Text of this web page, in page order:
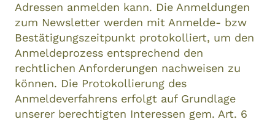
Adressen anmelden kann. Die Anmeldungen
zum Newsletter werden mit Anmelde- bzw
Bestätigungszeitpunkt protokolliert, um den
Anmeldeprozess entsprechend den
rechtlichen Anforderungen nachweisen zu
können. Die Protokollierung des
Anmeldeverfahrens erfolgt auf Grundlage
unserer berechtigten Interessen gem. Art. 6